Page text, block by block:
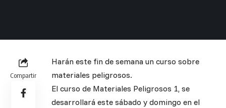
Compartir
Harán este fin de semana un curso sobre
materiales peligrosos.
El curso de Materiales Peligrosos 1, se
desarrollará este sábado y domingo en el